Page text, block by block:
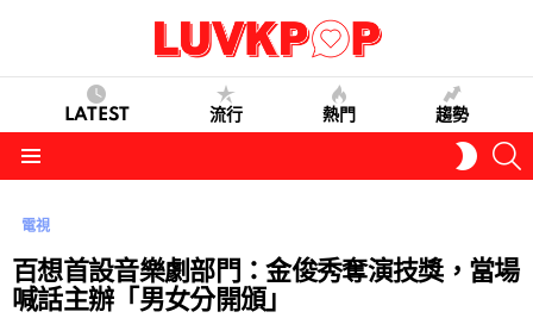
LATEST 流行 熱門 趨勢
SKIN
電視
百想首設音樂劇部門：金俊秀奪演技獎，當場
喊話主辦「男女分開頒」